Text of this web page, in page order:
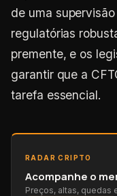
de uma
regulatórias
premente, e os
garantir que a
tarefa essencial.
RADAR CRIPTO
Acompanhe o
Preços, altas, quedas